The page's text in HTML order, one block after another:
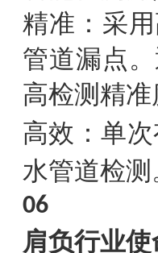
精准：采
管道漏点
高检测精
高效：单
水管道检测
06
肩负行业